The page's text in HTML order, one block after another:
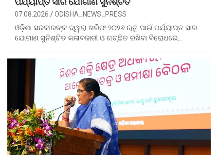
07.08.2026 ODISHA_NEWS_PRESS
ଓଡ଼ିଶା ସରକାରଙ୍କ ଦ୍ୱାରା ଖରିଫ ୨୦୨୬ ଋତୁ ପାଇଁ ପର୍ଯ୍ୟାପ୍ତ ସାର
ଯୋଗାଣ ସୁନିଶ୍ଚିତ କଳାବଜାରୀ ଓ ଗଚ୍ଛିତ ରଖିବା ବିରୋଧରେ…